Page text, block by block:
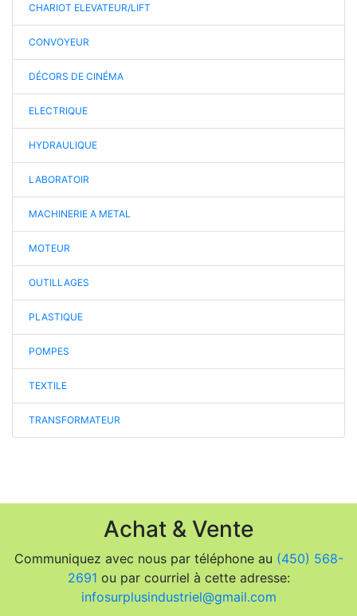
CHARIOT ELEVATEUR/LIFT
CONVOYEUR
DÉCORS DE CINÉMA
ELECTRIQUE
HYDRAULIQUE
LABORATOIR
MACHINERIE A METAL
MOTEUR
OUTILLAGES
PLASTIQUE
POMPES
TEXTILE
TRANSFORMATEUR
Achat & Vente
Communiquez avec nous par téléphone au (450) 568-
2691 ou par courriel à cette adresse:
infosurplusindustriel@gmail.com